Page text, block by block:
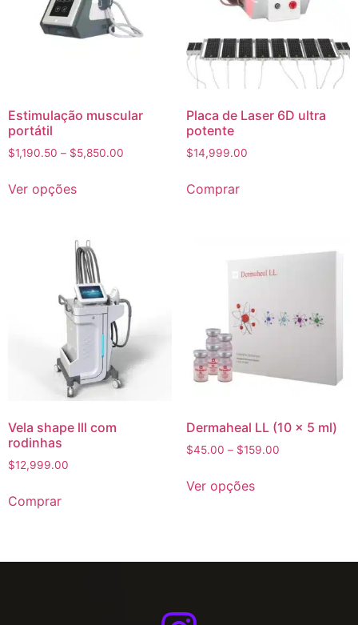
Estimulação muscular
portátil
$1,190.50 – $5,850.00
Ver opções
Placa de Laser 6D ultra
potente
$14,999.00
Comprar
Vela shape lll com
rodinhas
$12,999.00
Comprar
Dermaheal LL (10 x 5 ml)
$45.00 – $159.00
Ver opções